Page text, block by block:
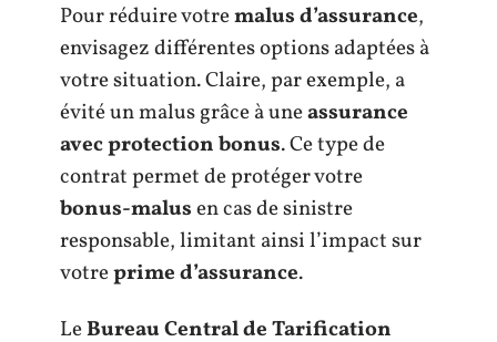
Pour réduire votremalus d’assurance,
envisagez différentes options adaptées à
votre situation. Claire, par exemple, a
évité un malus grâce à uneassurance
avec protection bonus. Ce type de
contrat permet de protéger votre
bonus-malusen cas de sinistre
responsable, limitant ainsi l’impact sur
votreprime d’assurance.
LeBureau Central de Tarification